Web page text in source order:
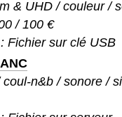
& UHD / couleur /
/ 100 €
Fichier sur clé USB
n&b / sonore /